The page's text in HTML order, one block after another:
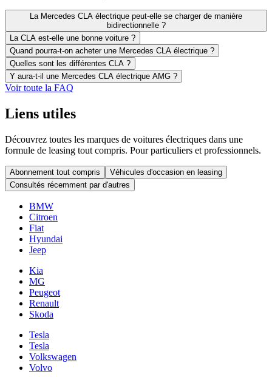
La Mercedes CLA électrique peut-elle se charger de manière
bidirectionnelle ?
La CLA est-elle une bonne voiture ?
Quand pourra-t-on acheter une Mercedes CLA électrique ?
Quelles sont les différentes CLA ?
Y aura-t-il une Mercedes CLA électrique AMG ?
Voir toute la FAQ
Liens utiles
Découvrez toutes les marques de voitures électriques dans une
formule de leasing tout compris. Pour particuliers et professionnels.
Abonnement tout compris
Véhicules d'occasion en leasing
Consultés récemment par d'autres
BMW
Citroen
Fiat
Hyundai
Jeep
Kia
MG
Peugeot
Renault
Skoda
Tesla
Tesla
Volkswagen
Volvo